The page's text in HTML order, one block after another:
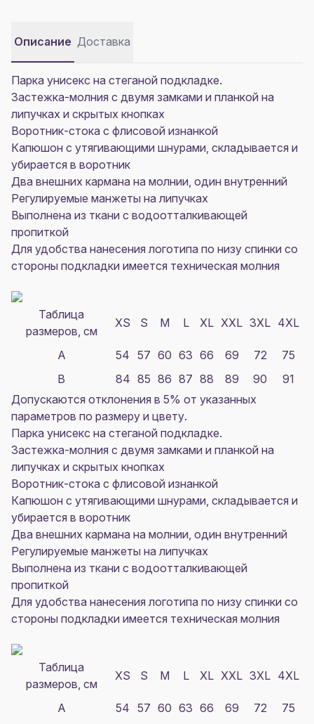
Описание Доставка
Парка унисекс на стеганой подкладке.
Застежка-молния с двумя замками и планкой на
липучках и скрытых кнопках
Воротник-стока с флисовой изнанкой
Капюшон с утягивающими шнурами, складывается и
убирается в воротник
Два внешних кармана на молнии, один внутренний
Регулируемые манжеты на липучках
Выполнена из ткани с водоотталкивающей
пропиткой
Для удобства нанесения логотипа по низу спинки со
стороны подкладки имеется техническая молния
Таблица
размеров, см
XS S M L XL XXL 3XL 4XL
A 54 57 60 63 66 69 72
75
B
84 85 86 87 88 89 90
91
Допускаются отклонения в 5% от указанных
параметров по размеру и цвету.
Парка унисекс на стеганой подкладке.
Застежка-молния с двумя замками и планкой на
липучках и скрытых кнопках
Воротник-стока с флисовой изнанкой
Капюшон с утягивающими шнурами, складывается и
убирается в воротник
Два внешних кармана на молнии, один внутренний
Регулируемые манжеты на липучках
Выполнена из ткани с водоотталкивающей
пропиткой
Для удобства нанесения логотипа по низу спинки со
стороны подкладки имеется техническая молния
Таблица
размеров, см
XS S M L XL XXL 3XL 4XL
A 54 57 60 63 66 69 72
75